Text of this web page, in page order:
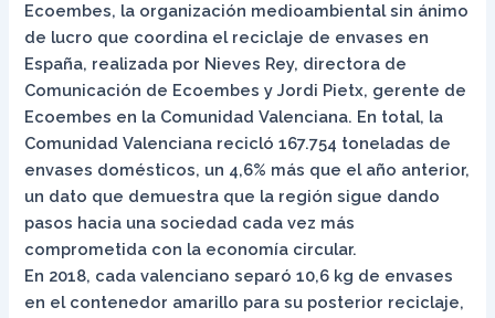
Ecoembes, la organización medioambiental sin ánimo
de lucro que coordina el reciclaje de envases en
España, realizada por Nieves Rey, directora de
Comunicación de Ecoembes y Jordi Pietx, gerente de
Ecoembes en la Comunidad Valenciana. En total, la
Comunidad Valenciana recicló 167.754 toneladas de
envases domésticos, un 4,6% más que el año anterior,
un dato que demuestra que la región sigue dando
pasos hacia una sociedad cada vez más
comprometida con la economía circular.
En 2018, cada valenciano separó 10,6 kg de envases
en el contenedor amarillo para su posterior reciclaje,